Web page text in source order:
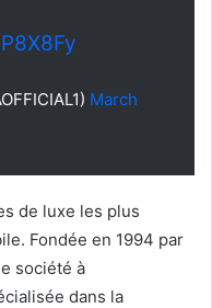
March
de luxe les plus
Fondée en 1994 par
société à
dans la